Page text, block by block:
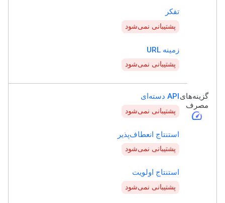
تفکر
پشتیبانی نمی‌شود
زمینه URL
پشتیبانی نمی‌شود
گزینه‌های
مصرف
speed
API دسته‌ای
پشتیبانی نمی‌شود
استنتاج انعطاف‌پذیر
پشتیبانی نمی‌شود
استنتاج اولویت
پشتیبانی نمی‌شود